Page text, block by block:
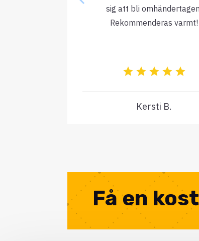
sig att bli
Rekommenderas varmt!
Kersti B.
Få en